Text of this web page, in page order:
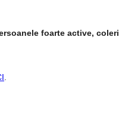
foarte active,